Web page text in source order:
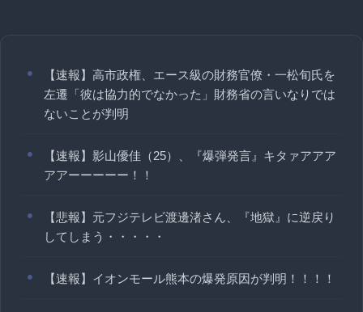
【速報】高市政権、エース級の財務官僚・一松旬氏を
左遷「彼は協力的でなかった」財務省の言いなりでは
ないことが判明
【速報】影山優佳（25）、『爆弾発言』キタァアアア
アアーーーーー！！
【悲報】元フジテレビ渡邊渚さん、『地獄』に逆戻り
してしまう・・・・・
【速報】イオンモール熊本の爆発原因が判明！！！！